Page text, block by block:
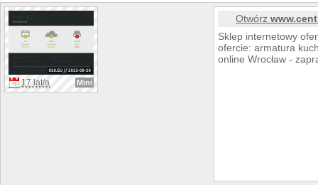
17 lat/a Mini
Otwórz
Sklep internetowy
ofercie: armatura
online Wrocław -